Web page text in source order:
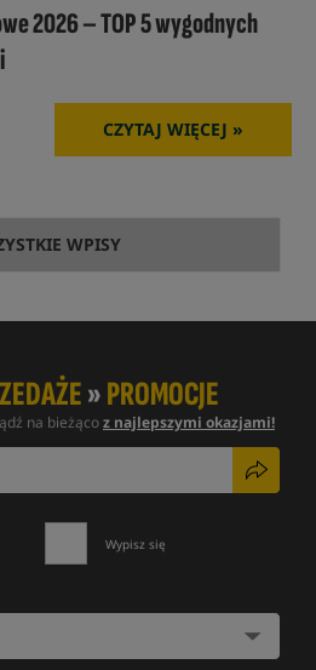
2026 – TOP 5 wygodnych
CZYTAJ WIĘCEJ »
WPISY
»PROMOCJE
na bieżącoz najlepszymi okazjami!
Wypisz się